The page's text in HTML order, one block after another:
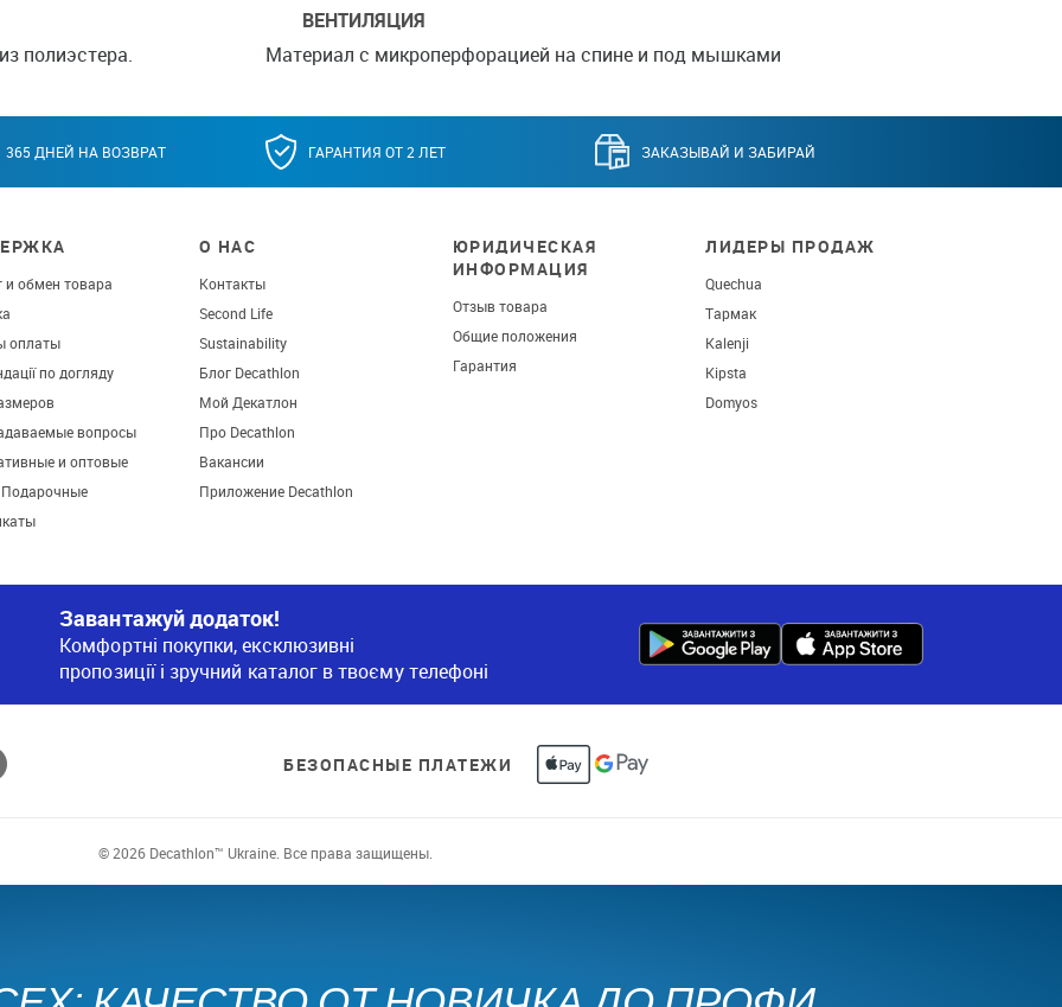
полиэстера.
ВЕНТИЛЯЦИЯ
Материал с микроперфорацией на спине и под мышками
365 ДНЕЙ НА ВОЗВРАТ ГАРАНТИЯ ОТ 2 ЛЕТ ЗАКАЗЫВАЙ И ЗАБИРАЙ
и обмен товара
оплаты
по догляду
вопросы
и оптовые
О НАС
Контакты
Second Life
Sustainability
Блог Decathlon
Мой Декатлон
Про Decathlon
Вакансии
Приложение Decathlon
ЮРИДИЧЕСКАЯ
ИНФОРМАЦИЯ
Отзыв товара
Общие положения
Гарантия
ЛИДЕРЫ ПРОДАЖ
Quechua
Тармак
Kalenji
Kipsta
Domyos
Завантажуй додаток!
Комфортні покупки, ексклюзивні
пропозиції і зручний каталог в твоєму телефоні
БЕЗОПАСНЫЕ ПЛАТЕЖИ
© 2026 Decathlon™ Ukraine. Все права защищены.